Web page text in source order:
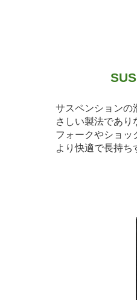
サスペンションの
さしい製法であり
フォークやショッ
より快適で長持ち